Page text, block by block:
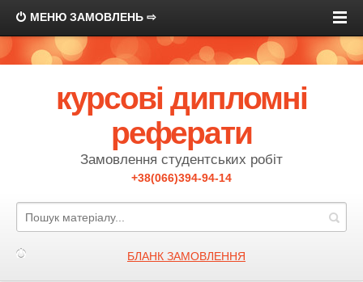
МЕНЮ ЗАМОВЛЕНЬ ⇨
курсові дипломні
реферати
Замовлення студентських робіт
+38(066)394-94-14
БЛАНК ЗАМОВЛЕННЯ